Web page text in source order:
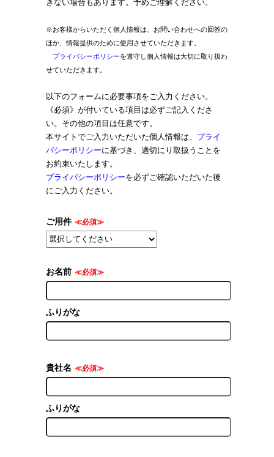
きない場合もあります。予めご理解ください。
※お客様からいただく個人情報は、お問い合わせへの回答の
ほか、情報提供のために使用させていただきます。
プライバシーポリシーを遵守し個人情報は大切に取り扱わ
せていただきます。
以下のフォームに必要事項をご入力ください。
《必須》が付いている項目は必ずご記入くださ
い。その他の項目は任意です。
本サイトでご入力いただいた個人情報は、 プライ
バシーポリシーに基づき、適切にり取扱うことを
お約束いたします。
プライバシーポリシーを必ずご確認いただいた後
にご入力ください。
ご用件 ≪必須≫
お名前 ≪必須≫
ふりがな
貴社名 ≪必須≫
ふりがな